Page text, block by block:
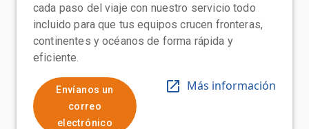
cada paso del viaje con nuestro servicio todo
incluido para que tus equipos crucen fronteras,
continentes y océanos de forma rápida y
eficiente.
Envíanos un
correo
electrónico
Más información